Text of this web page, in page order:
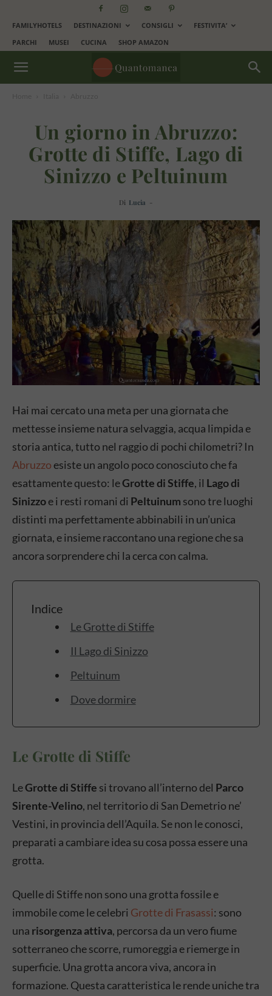
FAMILYHOTELS DESTINAZIONI CONSIGLI
FESTIVITA’
PARCHI
MUSEI CUCINA SHOP AMAZON
Un giorno in Abruzzo:
Grotte di Stiffe, Lago di
Sinizzo e Peltuinum
Di Lucia -
Hai mai cercato una meta per una giornata che
mettesse insieme natura selvaggia, acqua limpida e
storia antica, tutto nel raggio di pochi chilometri? In
Abruzzo esiste un angolo poco conosciuto che fa
esattamente questo: leGrotte di Stiffe, il Lago di
Sinizzoe i resti romani di Peltuinum sono tre luoghi
distinti ma perfettamente abbinabili in un’unica
giornata, e insieme raccontano una regione che sa
ancora sorprendere chi la cerca con calma.
Indice
Le Grotte di Stiffe
Il Lago di Sinizzo
Peltuinum
Dove dormire
Le Grotte di Stiffe
LeGrotte di Stiffe si trovano all’interno del Parco
Sirente-Velino, nel territorio di San Demetrio ne’
Vestini, in provincia dell’Aquila. Se non le conosci,
preparati a cambiare idea su cosa possa essere una
grotta.
Quelle di Stiffe non sono una grotta fossile e
immobile come le celebri Grotte di Frasassi: sono
una risorgenza attiva, percorsa da un vero fiume
sotterraneo che scorre, rumoreggia e riemerge in
superficie. Una grotta ancora viva, ancora in
formazione. Questa caratteristica le rende uniche tra